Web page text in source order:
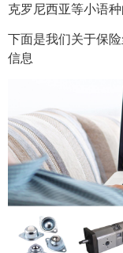
克罗尼西亚等小语
下面是我们关于保
信息